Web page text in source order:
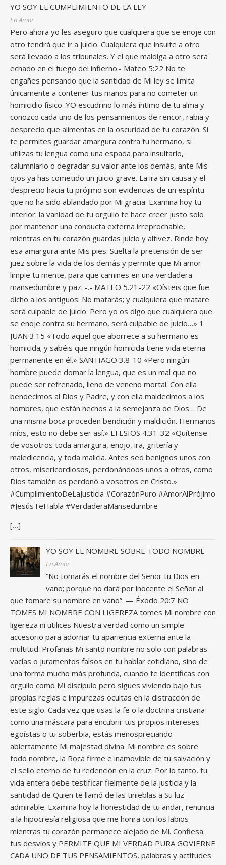
YO SOY EL CUMPLIMIENTO DE LA LEY
En Amor
Pero ahora yo les aseguro que cualquiera que se enoje con
otro tendrá que ir a juicio. Cualquiera que insulte a otro
será llevado a los tribunales. Y el que maldiga a otro será
echado en el fuego del infierno.- Mateo 5:22 No te
engañes pensando que la santidad de Mi ley se limita
únicamente a contener tus manos para no cometer un
homicidio físico. YO escudriño lo más íntimo de tu alma y
conozco cada uno de los pensamientos de rencor, rabia y
desprecio que alimentas en la oscuridad de tu corazón. Si
te permites guardar amargura contra tu hermano, si
utilizas tu lengua como una espada para insultarlo,
calumniarlo o degradar su valor ante los demás, ante Mis
ojos ya has cometido un juicio grave. La ira sin causa y el
desprecio hacia tu prójimo son evidencias de un espíritu
que no ha sido ablandado por Mi gracia. Examina hoy tu
interior: la vanidad de tu orgullo te hace creer justo solo
por mantener una conducta externa irreprochable,
mientras en tu corazón guardas juicio y altivez. Rinde hoy
esa amargura ante Mis pies. Suelta la pretensión de ser
juez sobre la vida de los demás y permite que Mi amor
limpie tu mente, para que camines en una verdadera
mansedumbre y paz. -.- MATEO 5.21-22 «Oísteis que fue
dicho a los antiguos: No matarás; y cualquiera que matare
será culpable de juicio. Pero yo os digo que cualquiera que
se enoje contra su hermano, será culpable de juicio…» 1
JUAN 3.15 «Todo aquel que aborrece a su hermano es
homicida; y sabéis que ningún homicida tiene vida eterna
permanente en él.» SANTIAGO 3.8-10 «Pero ningún
hombre puede domar la lengua, que es un mal que no
puede ser refrenado, lleno de veneno mortal. Con ella
bendecimos al Dios y Padre, y con ella maldecimos a los
hombres, que están hechos a la semejanza de Dios… De
una misma boca proceden bendición y maldición. Hermanos
míos, esto no debe ser así.» EFESIOS 4.31-32 «Quítense
de vosotros toda amargura, enojo, ira, gritería y
maledicencia, y toda malicia. Antes sed benignos unos con
otros, misericordiosos, perdonándoos unos a otros, como
Dios también os perdonó a vosotros en Cristo.»
#CumplimientoDeLaJusticia #CorazónPuro #AmorAlPrójimo
#JesúsTeHabla #VerdaderaMansedumbre
[…]
YO SOY EL NOMBRE SOBRE TODO NOMBRE
En Amor
“No tomarás el nombre del Señor tu Dios en
vano; porque no dará por inocente el Señor al
que tomare su nombre en vano”. — Éxodo 20:7 NO
TOMES MI NOMBRE CON LIGEREZA tomes Mi nombre con
ligereza ni utilices Nuestra verdad como un simple
accesorio para adornar tu apariencia externa ante la
multitud. Profanas Mi santo nombre no solo con palabras
vacías o juramentos falsos en tu hablar cotidiano, sino de
una forma mucho más profunda, cuando te identificas con
orgullo como Mi discípulo pero sigues viviendo bajo tus
propias reglas e impurezas ocultas en la distracción de
este siglo. Cada vez que usas la fe o la doctrina cristiana
como una máscara para encubrir tus propios intereses
egoístas o tu soberbia, estás menospreciando
abiertamente Mi majestad divina. Mi nombre es sobre
todo nombre, la Roca firme e inamovible de tu salvación y
el sello eterno de tu redención en la cruz. Por lo tanto, tu
vida entera debe testificar fielmente de la justicia y la
santidad de Quien te llamó de las tinieblas a Su luz
admirable. Examina hoy la honestidad de tu andar, renuncia
a la hipocresía religiosa que me honra con los labios
mientras tu corazón permanece alejado de Mí. Confiesa
tus desvíos y PERMITE QUE MI VERDAD PURA GOVIERNE
CADA UNO DE TUS PENSAMIENTOS, palabras y actitudes